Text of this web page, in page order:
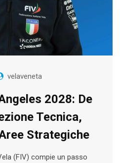
velaveneta
2028: De
Tecnica,
Strategiche
(FIV) compie un passo